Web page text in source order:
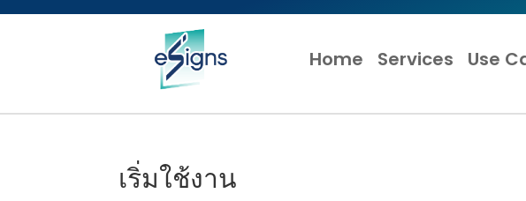
Home Services Use
เริ่มใช้งาน